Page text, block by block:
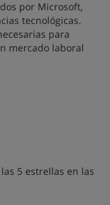
por Microsoft,
tecnológicas.
para
mercado laboral
5 estrellas en las